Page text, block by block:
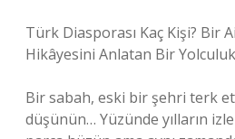
Türk Diasporası Kaç Kişi? Bir
Hikâyesini Anlatan Bir Yolculuk
Bir sabah, eski bir şehri terk
düşünün… Yüzünde yılların